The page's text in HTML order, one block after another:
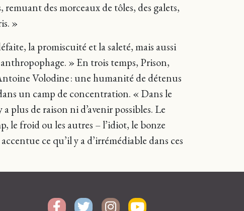
des morceaux de tôles, des galets,
»
la promiscuité et la saleté, mais aussi
» En trois temps, Prison,
Volodine : une humanité de détenus
un camp de concentration. « Dans le
de raison ni d’avenir possibles. Le
le froid ou les autres – l’idiot, le bonze
ce qu’il y a d’irrémédiable dans ces